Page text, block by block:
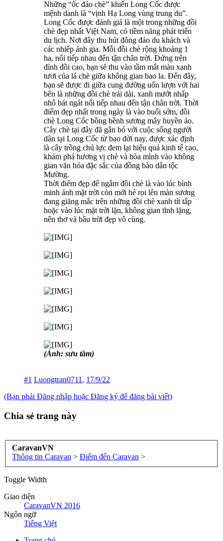
Những “ốc đảo chè” khiến Long Cốc được
mệnh danh là “vịnh Hạ Long vùng trung du”.
Long Cốc được đánh giá là một trong những đồi
chè đẹp nhất Việt Nam, có tiềm năng phát triển
du lịch. Nơi đây thu hút đông đảo du khách và
các nhiếp ảnh gia. Mỗi đồi chè rộng khoảng 1
ha, nối tiếp nhau đến tận chân trời. Đứng trên
đỉnh đồi cao, bạn sẽ thu vào tầm mắt màu xanh
tươi của lá chè giữa không gian bao la. Đến đây,
bạn sẽ được đi giữa cung đường uốn lượn với hai
bên là những đồi chè trải dài, xanh mướt nhấp
nhô bát ngát nối tiếp nhau đến tận chân trời. Thời
điểm đẹp nhất trong ngày là vào buổi sớm, đồi
chè Long Cốc bồng bềnh sương mây huyền ảo.
Cây chè tại đây đã gắn bó với cuộc sống người
dân tại Long Cốc từ bao đời nay, được xác định
là cây trồng chủ lực đem lại hiệu quả kinh tế cao,
khám phá hương vị chè và hòa mình vào không
gian văn hóa đặc sắc của đồng bào dân tộc
Mường.
Thời điểm đẹp để ngắm đồi chè là vào lúc bình
minh ánh mặt trời còn mới hé rọi lên màn sương
đang giăng mắc trên những đồi chè xanh tít tắp
hoặc vào lúc mặt trời lặn, không gian tĩnh lặng,
nên thơ và bầu trời đẹp vô cùng.
(Ảnh: sưu tầm)
#1 Luongtran0711 , 17/9/22
(Bạn phải Đăng nhập hoặc Đăng ký để đăng bài viết)
Chia sẻ trang này
CaravanVN
Thông tin Caravan > Điểm đến Caravan >
Toggle Width
Giao diện
CaravanVN 2016
Ngôn ngữ
Tiếng Việt